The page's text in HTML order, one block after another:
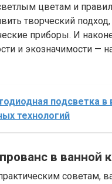
цветам и
творческий
приборы. И
и экозначимости —
подсветка в
технологий
в ванной
советам,